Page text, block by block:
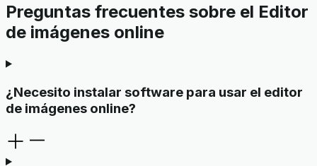
Preguntas frecuentes sobre el Editor
de imágenes online
¿Necesito instalar software para usar el editor
de imágenes online?